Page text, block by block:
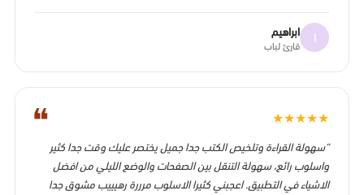
ا ابراهيم
قارئ لباب
❝ ★
★
★
★
★
“سهولة القراءة وتلخيص الكتب جدا جميل يختصر عليك وقت جدا كثير
واسلوب رائع، سهولة التنقل بين الصفحات والوضع الليلي من افضل
الاشياء في التطبيق. اعجبني كثيرا الاسلوب مرررة رهيييب مشوق جدا